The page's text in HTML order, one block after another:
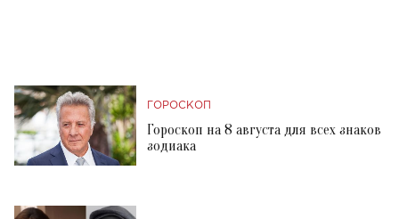
ГОРОСКОП
Гороскоп на 8 августа для всех знаков
зодиака